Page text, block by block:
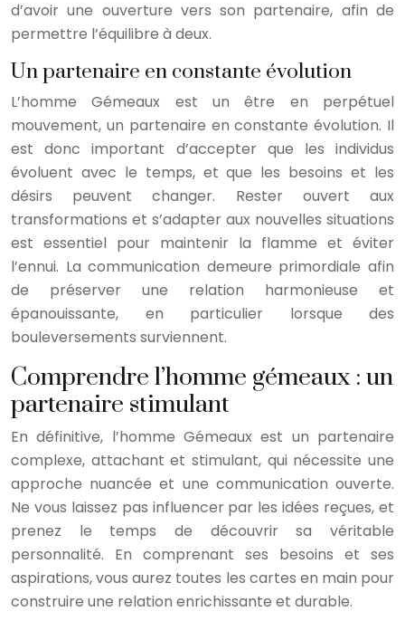
d’avoir une ouverture vers son partenaire, afin de
permettre l’équilibre à deux.
Un partenaire en constante évolution
L’homme Gémeaux est un être en perpétuel
mouvement, un partenaire en constante évolution. Il
est donc important d’accepter que les individus
évoluent avec le temps, et que les besoins et les
désirs peuvent changer. Rester ouvert aux
transformations et s’adapter aux nouvelles situations
est essentiel pour maintenir la flamme et éviter
l’ennui. La communication demeure primordiale afin
de préserver une relation harmonieuse et
épanouissante, en particulier lorsque des
bouleversements surviennent.
Comprendre l’homme gémeaux : un
partenaire stimulant
En définitive, l’homme Gémeaux est un partenaire
complexe, attachant et stimulant, qui nécessite une
approche nuancée et une communication ouverte.
Ne vous laissez pas influencer par les idées reçues, et
prenez le temps de découvrir sa véritable
personnalité. En comprenant ses besoins et ses
aspirations, vous aurez toutes les cartes en main pour
construire une relation enrichissante et durable.